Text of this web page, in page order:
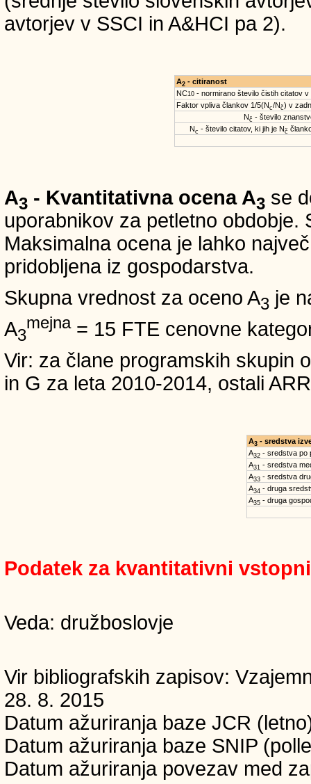
avtorjev v SSCI in A&HCI pa 2).
A2- citiranost
NC10- normirano število čistih citatov v
Faktor vpliva člankov 1/5(Nc/Nč) v
Nč - število
Nc - število citatov, ki jih je Nč
A3 - Kvantitativna ocena A3 se
uporabnikov za petletno obdobje.
Maksimalna ocena je lahko
pridobljena iz gospodarstva.
Skupna vrednost za oceno A3 je
A3
mejna= 15 FTE cenovne
Vir: za člane programskih skupin
in G za leta 2010-2014, ostali
A3- sredstva
A32- sredstva po
A31 - sredstva
A33- sredstva
A34 - druga
A35- druga
Podatek za kvantitativni
Veda: družboslovje
Vir bibliografskih zapisov:
28. 8. 2015
Datum ažuriranja baze JCR
Datum ažuriranja baze SNIP
Datum ažuriranja povezav med